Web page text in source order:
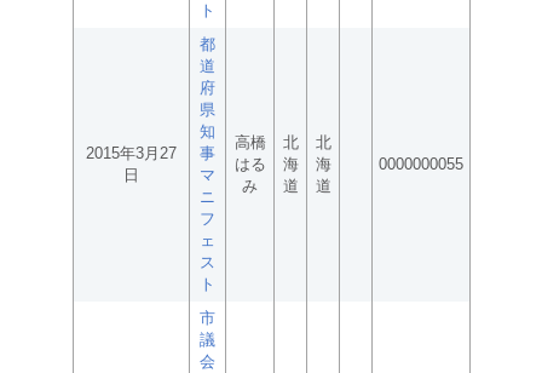
ト
2015年3月27
日
都
道
府
県
知
事
マ
ニ
フ
ェ
ス
ト
高橋
はる
み
北
海
道
北
海
道
0000000055
市
議
会